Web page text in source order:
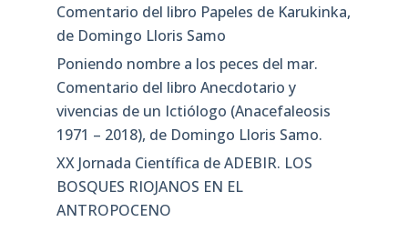
Comentario del libro Papeles de Karukinka,
de Domingo Lloris Samo
Poniendo nombre a los peces del mar.
Comentario del libro Anecdotario y
vivencias de un Ictiólogo (Anacefaleosis
1971 – 2018), de Domingo Lloris Samo.
XX Jornada Científica de ADEBIR. LOS
BOSQUES RIOJANOS EN EL
ANTROPOCENO